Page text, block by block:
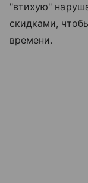
"втихую"
скидками,
времени.